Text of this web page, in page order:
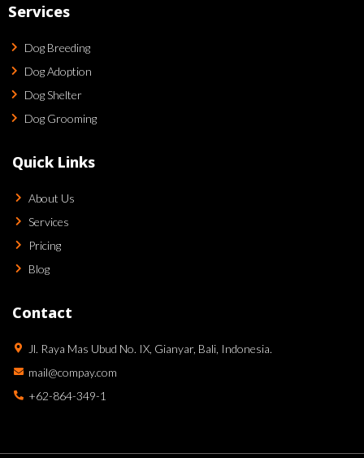
Services
Dog Breeding
Dog Adoption
Dog Shelter
Dog Grooming
Quick Links
About Us
Services
Pricing
Blog
Contact
Jl. Raya Mas Ubud No. IX, Gianyar, Bali, Indonesia.
mail@compay.com
+62-864-349-1